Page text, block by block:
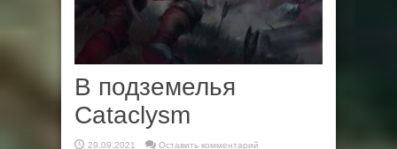
В подземелья
Cataclysm
29.09.2021 Оставить комментарий